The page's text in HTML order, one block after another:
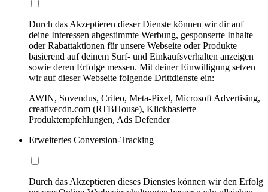
Durch das Akzeptieren dieser Dienste können wir dir auf
deine Interessen abgestimmte Werbung, gesponserte Inhalte
oder Rabattaktionen für unsere Webseite oder Produkte
basierend auf deinem Surf- und Einkaufsverhalten anzeigen
sowie deren Erfolge messen. Mit deiner Einwilligung setzen
wir auf dieser Webseite folgende Drittdienste ein:
AWIN, Sovendus, Criteo, Meta-Pixel, Microsoft Advertising,
creativecdn.com (RTBHouse), Klickbasierte
Produktempfehlungen, Ads Defender
Erweitertes Conversion-Tracking
Durch das Akzeptieren dieses Dienstes können wir den Erfolg